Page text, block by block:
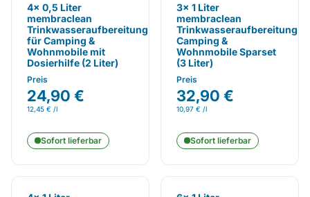
4x 0,5 Liter
membraclean
Trinkwasseraufbereitung
für Camping &
Wohnmobile mit
Dosierhilfe (2 Liter)
Preis
24,90 €
12,45 € /l
Sofort lieferbar
3x 1 Liter
membraclean
Trinkwasseraufbereitung
Camping &
Wohnmobile Sparset
(3 Liter)
Preis
32,90 €
10,97 € /l
Sofort lieferbar